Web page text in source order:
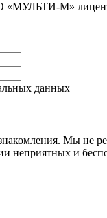
М»
данных
Мы не
неприятных и